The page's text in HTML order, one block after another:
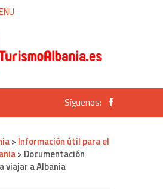
Síguenos:
> Información útil para el
> Documentación
viajar a Albania